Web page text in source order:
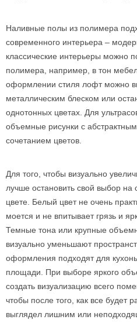
Наливные полы из полимера
современного интерьера –
классические интерьеры можно
полимера, например, в тон
оформлении стиля лофт можно
металлическим блеском или
однотонных цветах. Для
объемные рисунки с
сочетанием цветов.
Для того, чтобы визуально
лучше остановить свой выбор на
цвете. Белый цвет не очень
моется и не впитывает грязь и
Темные тона или крупные
визуально уменьшают
оформления подходят для
площади. При выборе яркого
создать визуализацию всего
чтобы после того, как все будет
выглядел лишним или